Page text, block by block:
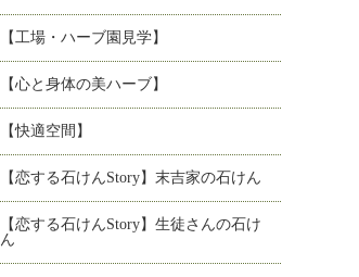
【工場・ハーブ園見学】
【心と身体の美ハーブ】
【快適空間】
【恋する石けんStory】末吉家の石けん
【恋する石けんStory】生徒さんの石け
ん